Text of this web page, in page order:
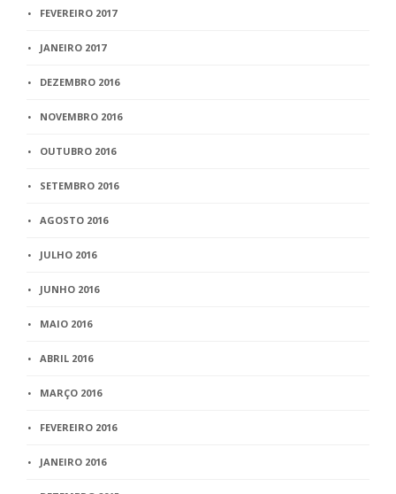
FEVEREIRO 2017
JANEIRO 2017
DEZEMBRO 2016
NOVEMBRO 2016
OUTUBRO 2016
SETEMBRO 2016
AGOSTO 2016
JULHO 2016
JUNHO 2016
MAIO 2016
ABRIL 2016
MARÇO 2016
FEVEREIRO 2016
JANEIRO 2016